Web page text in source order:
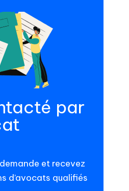
par
et recevez
d’avocats qualifiés